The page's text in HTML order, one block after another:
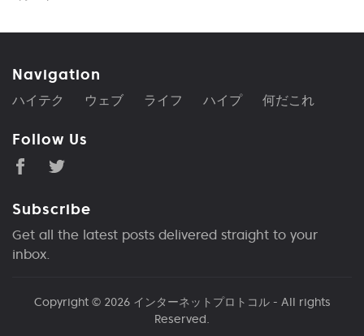
Navigation
ハイテク ウェブ ライフ ハイプ 何だこれ
Follow Us
Subscribe
Get all the latest posts delivered straight to your
inbox.
Copyright © 2026 インターネットプロトコル- All rights
Reserved.